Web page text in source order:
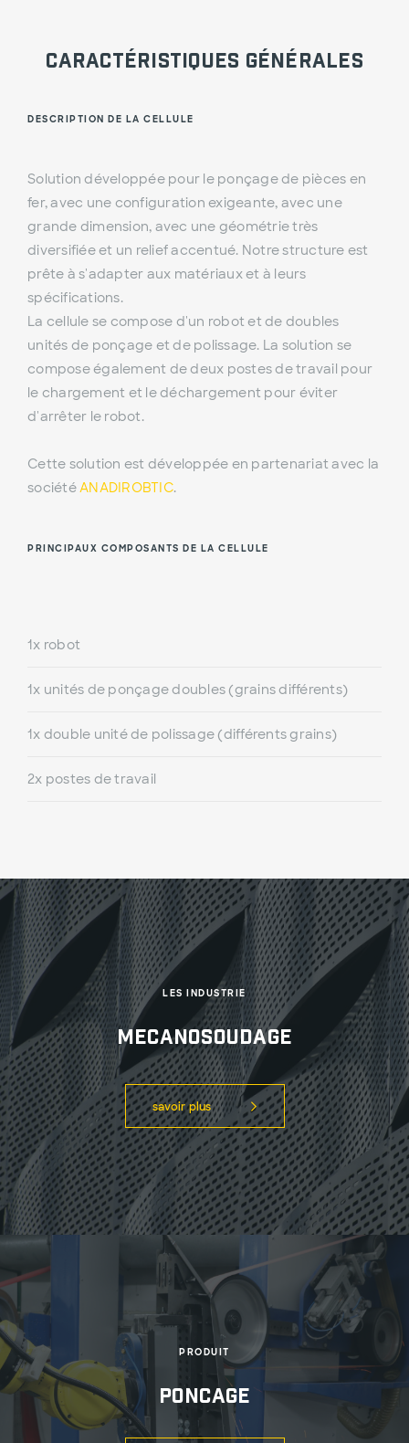
Caractéristiques Générales
DESCRIPTION DE LA CELLULE
Solution développée pour le ponçage de pièces en
fer, avec une configuration exigeante, avec une
grande dimension, avec une géométrie très
diversifiée et un relief accentué. Notre structure est
prête à s'adapter aux matériaux et à leurs
spécifications.
La cellule se compose d'un robot et de doubles
unités de ponçage et de polissage. La solution se
compose également de deux postes de travail pour
le chargement et le déchargement pour éviter
d'arrêter le robot.
Cette solution est développée en partenariat avec la
sociétéANADIROBTIC.
PRINCIPAUX COMPOSANTS DE LA CELLULE
1x robot
1x unités de ponçage doubles (grains différents)
1x double unité de polissage (différents grains)
2x postes de travail
LES INDUSTRIE
Mecanosoudage
savoir plus
PRODUIT
poncage